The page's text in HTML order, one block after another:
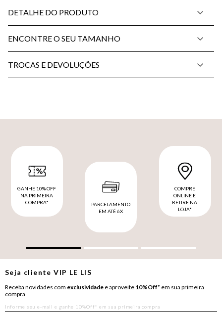
DETALHE DO PRODUTO
ENCONTRE O SEU TAMANHO
TROCAS E DEVOLUÇÕES
GANHE 10% OFF
NA PRIMEIRA
COMPRA*
PARCELAMENTO
EM ATÉ 6X
COMPRE
ONLINE E
RETIRE NA
LOJA*
Seja clienteVIP LE LIS
Receba novidades com exclusividade e aproveite 10%Off* em sua primeira
compra